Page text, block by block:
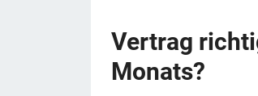
Vertrag
Monats?